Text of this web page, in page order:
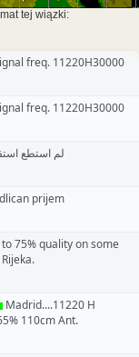
tej wiązki:
freq. 11220H30000
freq. 11220H30000
? لم استطع
prijem
to 75% quality on some
Madrid....11220 H
110cm Ant.